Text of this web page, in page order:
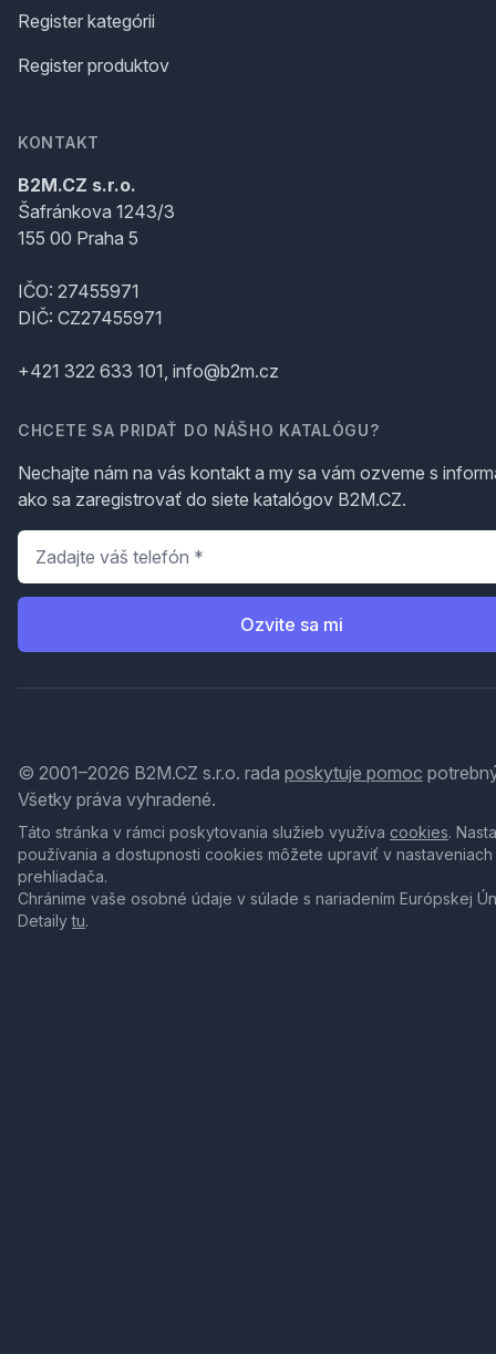
Register kategórii
Register produktov
KONTAKT
B2M.CZ s.r.o.
Šafránkova 1243/3
155 00 Praha 5
IČO: 27455971
DIČ: CZ27455971
+421 322 633 101, info@b2m.cz
CHCETE SA PRIDAŤ DO NÁŠHO KATALÓGU?
Nechajte nám na vás kontakt a my sa vám ozveme s
ako sa zaregistrovať do siete katalógov B2M.CZ.
Telefón
Ozvite sa mi
© 2001–2026 B2M.CZ s.r.o. rada poskytuje pomoc
Všetky práva vyhradené.
Táto stránka v rámci poskytovania služieb využíva cookies.
používania a dostupnosti cookies môžete upraviť v nastaveniach
prehliadača.
Chránime vaše osobné údaje v súlade s nariadením Európskej
Detailytu.